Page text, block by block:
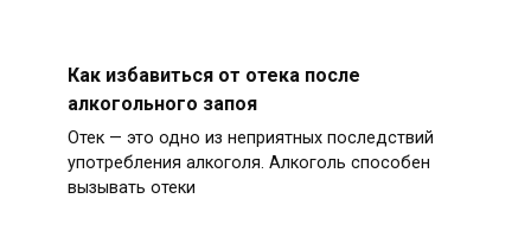
Как избавиться от отека после
алкогольного запоя
Отек — это одно из неприятных последствий
употребления алкоголя. Алкоголь способен
вызывать отеки